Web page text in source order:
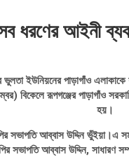
ধরণের আইনী
ভুলতা ইউনিয়নের পাড়াগাঁও
বিকেলে রূপগঞ্জের পাড়াগাঁও
হয়।
সভাপতি আব্বাস উদ্দিন ভুঁইয়া।এ
আব্বাস উদ্দিন, সাধারণ